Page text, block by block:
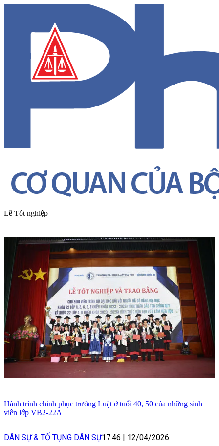
Lễ Tốt nghiệp
Hành trình chinh phục trường Luật ở tuổi 40, 50 của những sinh
viên lớp VB2-22A
DÂN SỰ & TỐ TỤNG DÂN SỰ17:46 | 12/04/2026